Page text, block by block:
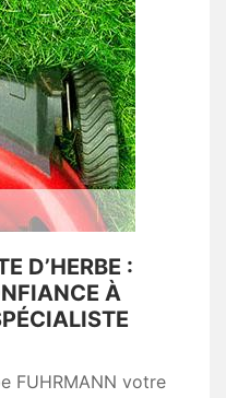
D’HERBE :
À
FUHRMANN votre